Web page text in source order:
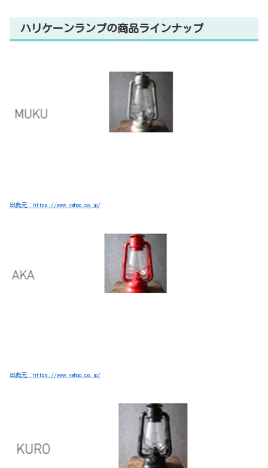
ハリケーンランプの商品ラインナップ
出典元：https://www.yahoo.co.jp/
出典元：https://www.yahoo.co.jp/